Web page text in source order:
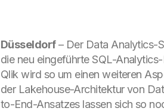
Düsseldorf– Der Data Analytics-
die neu eingeführte SQL-
Qlik wird so um einen weiteren
der Lakehouse-Architektur von
to-End-Ansatzes lassen sich so